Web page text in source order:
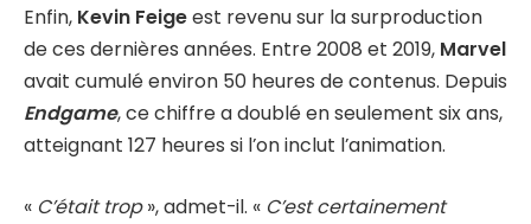
Enfin, Kevin Feigeest revenu sur la surproduction
de ces dernières années. Entre 2008 et 2019, Marvel
avait cumulé environ 50 heures de contenus. Depuis
Endgame, ce chiffre a doublé en seulement six ans,
atteignant 127 heures si l’on inclut l’animation.
« C’était trop», admet-il. « C’est certainement